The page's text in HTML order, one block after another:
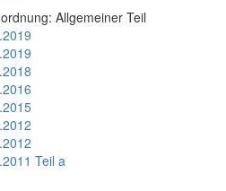
Allgemeiner Teil
Teil a